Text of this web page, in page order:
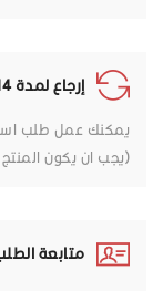
إرجاع لمدة 14 يومًا
(يجب ان يكون المنتج
متابعة